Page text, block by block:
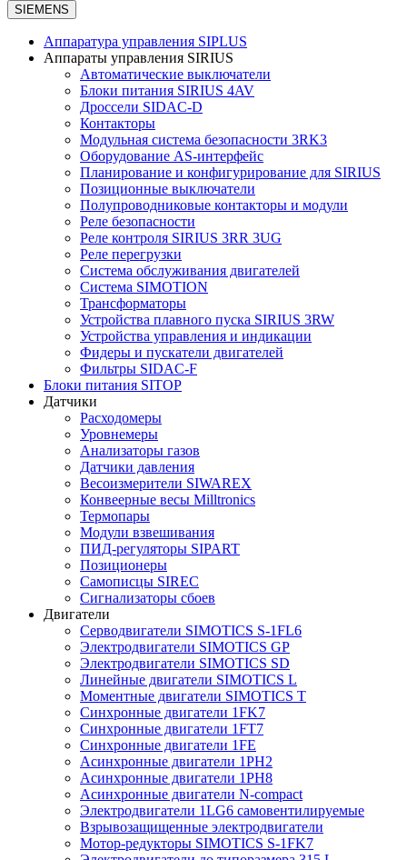
SIEMENS
Аппаратура управления SIPLUS
Аппараты управления SIRIUS
Автоматические выключатели
Блоки питания SIRIUS 4AV
Дроссели SIDAC-D
Контакторы
Модульная система безопасности 3RK3
Оборудование AS-интерфейс
Планирование и конфигурирование для SIRIUS
Позиционные выключатели
Полупроводниковые контакторы и модули
Реле безопасности
Реле контроля SIRIUS 3RR 3UG
Реле перегрузки
Сиcтема обслуживания двигателей
Система SIMOTION
Трансформаторы
Устройства плавного пуска SIRIUS 3RW
Устройства управления и индикации
Фидеры и пускатели двигателей
Фильтры SIDAC-F
Блоки питания SITOP
Датчики
Расходомеры
Уровнемеры
Анализаторы газов
Датчики давления
Весоизмерители SIWAREX
Конвеерные весы Milltronics
Термопары
Модули взвешивания
ПИД-регуляторы SIPART
Позиционеры
Самописцы SIREC
Сигнализаторы сбоев
Двигатели
Серводвигатели SIMOTICS S-1FL6
Электродвигатели SIMOTICS GP
Электродвигатели SIMOTICS SD
Линейные двигатели SIMOTICS L
Моментные двигатели SIMOTICS T
Синхронные двигатели 1FK7
Синхронные двигатели 1FT7
Синхронные двигатели 1FE
Асинхронные двигатели 1PH2
Асинхронные двигатели 1PH8
Асинхронные двигатели N-compact
Электродвигатели 1LG6 cамовентилируемые
Взрывозащищенные электродвигатели
Мотор-редукторы SIMOTICS S-1FK7